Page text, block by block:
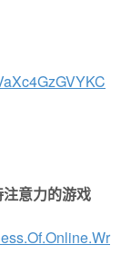
意力的游戏